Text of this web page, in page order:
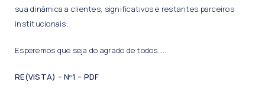
sua dinâmica a clientes, significativos e restantes parceiros
institucionais.
Esperemos que seja do agrado de todos…..
RE(VISTA) – Nº1 – PDF